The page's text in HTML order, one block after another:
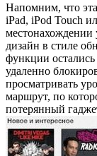
Напомним, что эта
iPad, iPod Touch
дизайн в стиле
функции
удаленно
просматривать
маршрут, по
потерянный